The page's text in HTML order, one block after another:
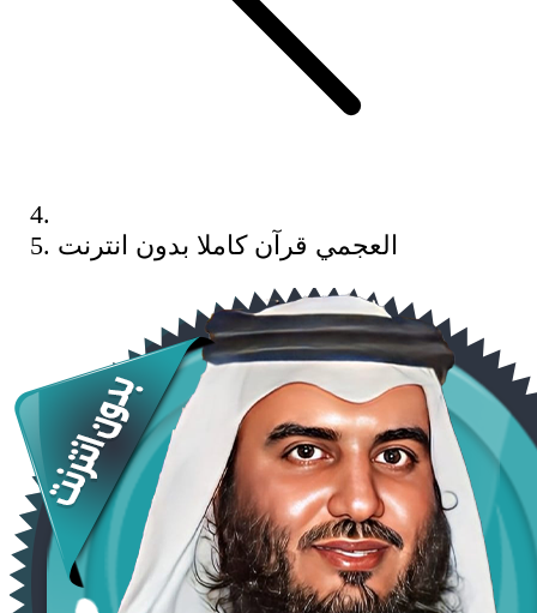
العجمي قرآن كاملا بدون انترنت